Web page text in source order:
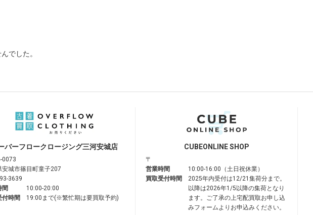
でした。
バーフロークロージング三河安城店
0073
安城市篠目町童子207
3639
間
10:00-20:00
付時間
19:00まで(※繁忙期は要買取予約)
CUBEONLINE SHOP
〒
営業時間
10:00-16:00（土日祝休業）
買取受付時間
2025年内受付は12/21集荷分まで。
以降は2026年1/5以降の集荷となり
ます。ご了承の上宅配買取お申し込
みフォームよりお申込みください。